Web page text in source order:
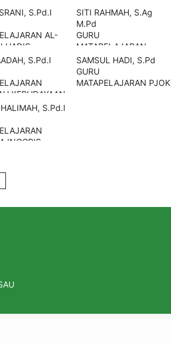
S.Pd.I
AL-
HADIS
SITI RAHMAH, S.Ag
M.Pd
GURU
MATAPELAJARAN
BAHASA ARAB
S.Pd.I
KEBUDAYAAN
SAMSUL HADI, S.Pd
GURU
MATAPELAJARAN PJOK
S.Pd.I
INGGRIS